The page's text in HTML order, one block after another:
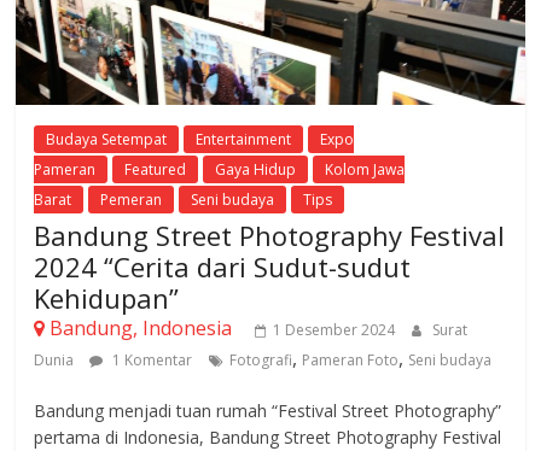
Budaya Setempat Entertainment
Expo
Pameran
Featured Gaya Hidup
Kolom Jawa
Barat
Pemeran Seni budaya Tips
Bandung Street Photography Festival
2024 “Cerita dari Sudut-sudut
Kehidupan”
Bandung, Indonesia 1 Desember 2024
Surat
Dunia
1 Komentar Fotografi, Pameran Foto, Seni budaya
Bandung menjadi tuan rumah “Festival Street Photography”
pertama di Indonesia, Bandung Street Photography Festival